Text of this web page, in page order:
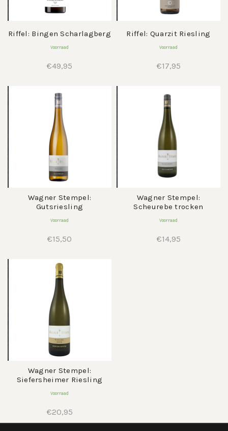
Riffel: Bingen Scharlagberg
Voorraad
€49,95
Riffel: Quarzit Riesling
Voorraad
€17,95
Wagner Stempel:
Gutsriesling
Voorraad
€15,50
Wagner Stempel:
Scheurebe trocken
Voorraad
€14,95
Wagner Stempel:
Siefersheimer Riesling
Voorraad
€20,95